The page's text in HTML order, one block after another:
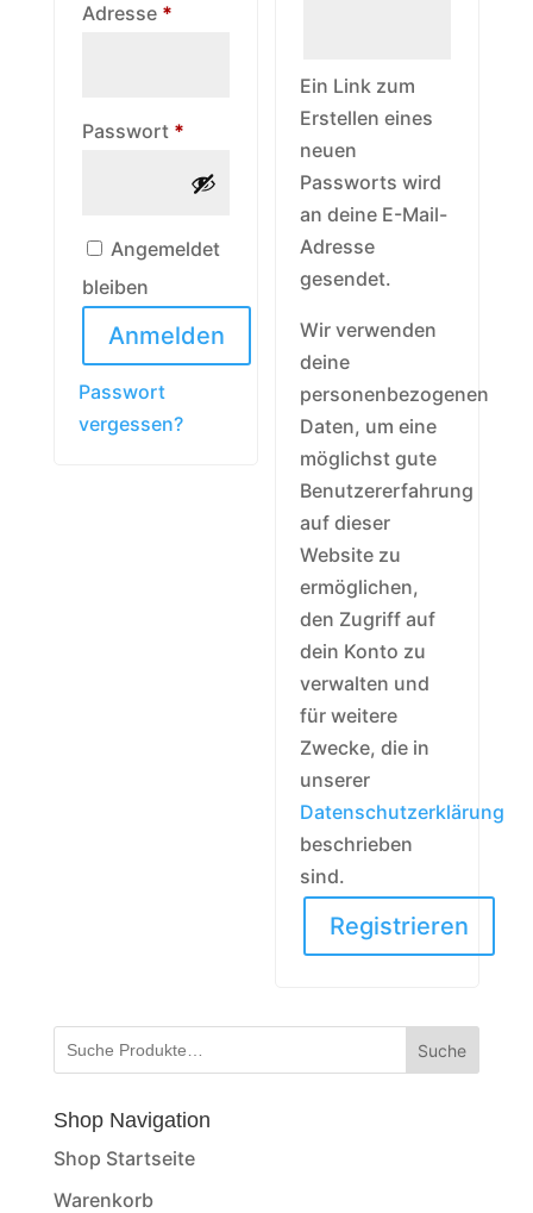
Adresse *Erforderlich
Passwort *Erforderlich
Angemeldet
bleiben
Anmelden
Passwort
vergessen?
Ein Link zum
Erstellen eines
neuen
Passworts wird
an deine E-Mail-
Adresse
gesendet.
Wir verwenden
deine
personenbezogenen
Daten, um eine
möglichst gute
Benutzererfahrung
auf dieser
Website zu
ermöglichen,
den Zugriff auf
dein Konto zu
verwalten und
für weitere
Zwecke, die in
unserer
Datenschutzerklärung
beschrieben
sind.
Registrieren
Suche
Shop Navigation
Shop Startseite
Warenkorb